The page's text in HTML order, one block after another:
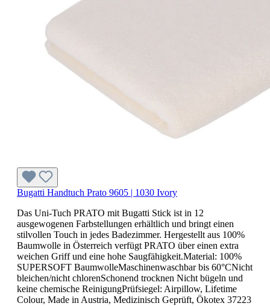
Bugatti Handtuch Prato 9605 | 1030 Ivory
Das Uni-Tuch PRATO mit Bugatti Stick ist in 12
ausgewogenen Farbstellungen erhältlich und bringt einen
stilvollen Touch in jedes Badezimmer. Hergestellt aus 100%
Baumwolle in Österreich verfügt PRATO über einen extra
weichen Griff und eine hohe Saugfähigkeit.Material: 100%
SUPERSOFT BaumwolleMaschinenwaschbar bis 60°CNicht
bleichen/nicht chlorenSchonend trocknen Nicht bügeln und
keine chemische ReinigungPrüfsiegel: Airpillow, Lifetime
Colour, Made in Austria, Medizinisch Geprüft, Ökotex 37223